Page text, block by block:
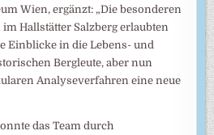
Wien, ergänzt: „Die besonderen
Hallstätter Salzberg erlaubten
Einblicke in die Lebens- und
Bergleute, aber nun
Analyseverfahren eine neue
das Team durch